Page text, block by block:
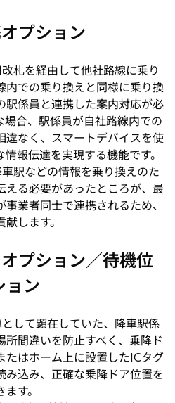
プション
札を経由して他社路線に乗り
内での乗り換えと同様に乗り換
駅係員と連携した案内対応が必
合、駅係員が自社路線内での
違なく、スマートデバイスを使
報伝達を実現する機能です。
駅などの情報を乗り換えのた
える必要があったところが、最
業者同士で連携されるため、
します。
プション／待機位
ョン
して顕在していた、降車駅係
所間違いを防止すべく、乗降ド
たはホーム上に設置したICタグ
み込み、正確な乗降ドア位置を
す。